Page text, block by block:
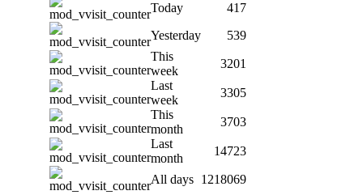
Today
417
Yesterday
539
This
week
3201
Last
week
3305
This
month
3703
Last
month
14723
All days 1218069